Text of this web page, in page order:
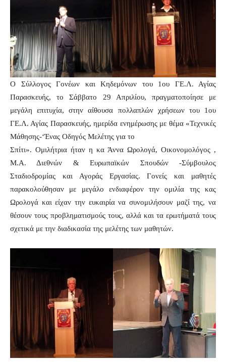
Ο Σύλλογος Γονέων και Κηδεμόνων του 1ου ΓΕ.Λ. Αγίας
Παρασκευής, το Σάββατο 29 Απριλίου, πραγματοποίησε με
μεγάλη επιτυχία, στην αίθουσα πολλαπλών χρήσεων του 1ου
ΓΕ.Λ. Αγίας Παρασκευής, ημερίδα ενημέρωσης με θέμα «Τεχνικές
Μάθησης-‘Ένας Οδηγός Μελέτης για το
Σπίτι». Ομιλήτρια ήταν η κα Άννα Ωρολογά, Οικονομολόγος ,
Μ.Α. Διεθνών & Ευρωπαϊκών Σπουδών -Σύμβουλος
Σταδιοδρομίας και Αγοράς Εργασίας. Γονείς και μαθητές
παρακολούθησαν με μεγάλο ενδιαφέρον την ομιλία της κας
Ωρολογά και είχαν την ευκαιρία να συνομιλήσουν μαζί της, να
θέσουν τους προβληματισμούς τους, αλλά και τα ερωτήματά τους
σχετικά με την διαδικασία της μελέτης των μαθητών.